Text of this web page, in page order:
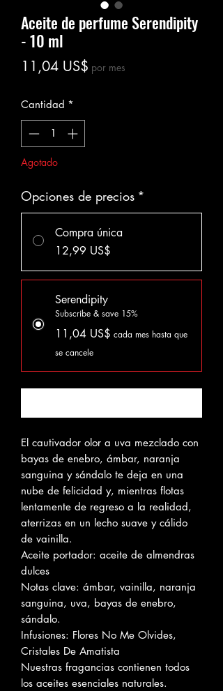
Aceite de perfume Serendipity
- 10 ml
11,04 US$ Precio
por mes
Cantidad *
Agotado
Opciones de precios *
Compra única
12,99 US$
Serendipity
Subscribe & save 15%
11,04 US$ cada mes hasta que
se cancele
El cautivador olor a uva mezclado con
bayas de enebro, ámbar, naranja
sanguina y sándalo te deja en una
nube de felicidad y, mientras flotas
lentamente de regreso a la realidad,
aterrizas en un lecho suave y cálido
de vainilla.
Aceite portador: aceite de almendras
dulces
Notas clave: ámbar, vainilla, naranja
sanguina, uva, bayas de enebro,
sándalo.
Infusiones: Flores No Me Olvides,
Cristales De Amatista
Nuestras fragancias contienen todos
los aceites esenciales naturales.